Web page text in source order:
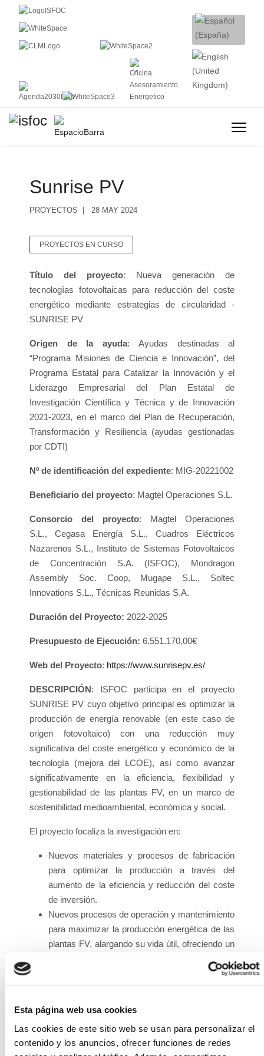
Esta página web usa cookies
Las cookies de este sitio web se usan para personalizar el
contenido y los anuncios, ofrecer funciones de redes
Sunrise PV
PROYECTOS 28 MAY 2024
PROYECTOS EN CURSO
Título del proyecto: Nueva generación de
tecnologías fotovoltaicas para reducción del coste
energético mediante estrategias de circularidad -
SUNRISE PV
Origen de la ayuda: Ayudas destinadas al
“Programa Misiones de Ciencia e Innovación”, del
Programa Estatal para Catalizar la Innovación y el
Liderazgo Empresarial del Plan Estatal de
Investigación Científica y Técnica y de Innovación
2021-2023, en el marco del Plan de Recuperación,
Transformación y Resiliencia (ayudas gestionadas
por CDTI)
Nº de identificación del expediente: MIG-20221002
Beneficiario del proyecto: Magtel Operaciones S.L.
Consorcio del proyecto: Magtel Operaciones
S.L., Cegasa Energía S.L., Cuadros Eléctricos
Nazarenos S.L., Instituto de Sistemas Fotovoltaicos
de Concentración S.A. (ISFOC), Mondragon
Assembly Soc. Coop, Mugape S.L., Soltec
Innovations S.L., Técnicas Reunidas S.A.
Duración del Proyecto: 2022-2025
Presupuesto de Ejecución: 6.551.170,00€
Web del Proyecto: https://www.sunrisepv.es/
DESCRIPCIÓN: ISFOC participa en el proyecto
SUNRISE PV cuyo objetivo principal es optimizar la
producción de energía renovable (en este caso de
origen fotovoltaico) con una reducción muy
significativa del coste energético y económico de la
tecnología (mejora del LCOE), así como avanzar
significativamente en la eficiencia, flexibilidad y
gestionabilidad de las plantas FV, en un marco de
sostenibilidad medioambiental, económica y social.
El proyecto focaliza la investigación en:
Nuevos materiales y procesos de fabricación
para optimizar la producción a través del
aumento de la eficiencia y reducción del coste
de inversión.
Nuevos procesos de operación y mantenimiento
para maximizar la producción energética de las
plantas FV, alargando su vida útil, ofreciendo un
Nuevos procesos de recuperación y
críticos para incrementar su valor. Investigar en
nuevos procesos para el reciclaje de
componentes del módulo FV y en procedimiento